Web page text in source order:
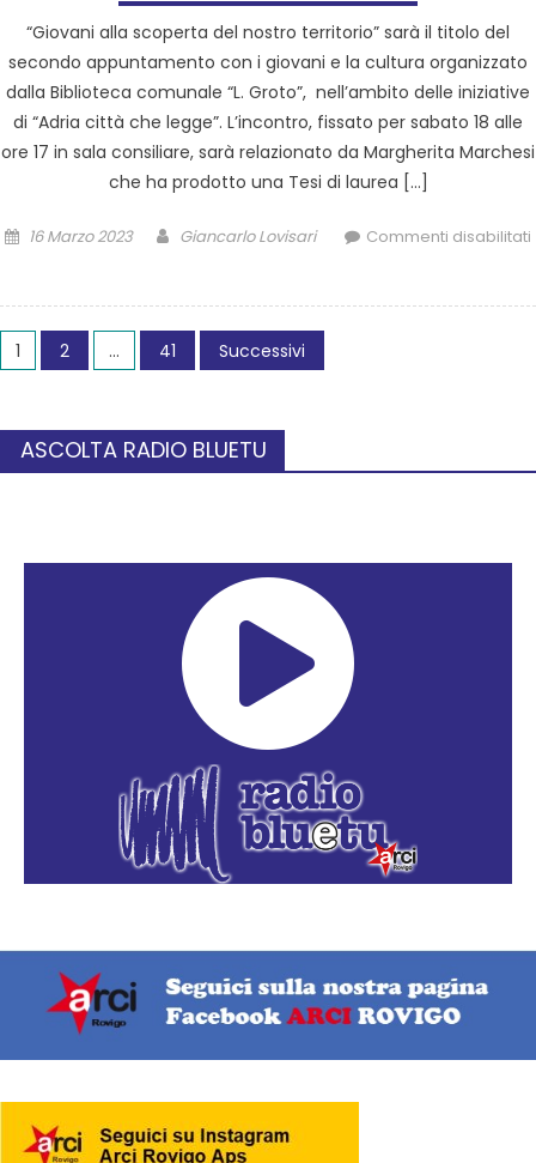
“Giovani alla scoperta del nostro territorio” sarà il titolo del
secondo appuntamento con i giovani e la cultura organizzato
dalla Biblioteca comunale “L. Groto”, nell’ambito delle iniziative
di “Adria città che legge”. L’incontro, fissato per sabato 18 alle
ore 17 in sala consiliare, sarà relazionato da Margherita Marchesi
che ha prodotto una Tesi di laurea […]
16 Marzo 2023 Giancarlo Lovisari Commenti disabilitati
1 2 … 41 Successivi
ASCOLTA RADIO BLUETU